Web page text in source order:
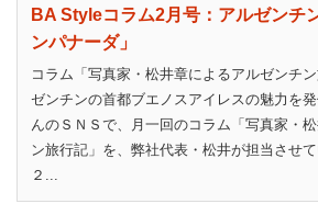
BA Styleコラム2月号：アルゼンチ
ンパナーダ」
コラム「写真家・松井章によるアルゼンチ
ゼンチンの首都ブエノスアイレスの魅力を
んのＳＮＳで、月一回のコラム「写真家・
ン旅行記」を、弊社代表・松井が担当させて
２...